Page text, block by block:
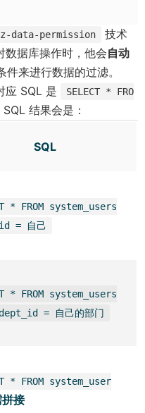
data-permission
技术
数据库操作时，他会自动
件来进行数据的过滤。
应 SQL 是
SELECT * FRO
结果会是：
SQL
* FROM system_users
id = 自己
* FROM system_users
dept_id = 自己的部门
* FROM system_user
接